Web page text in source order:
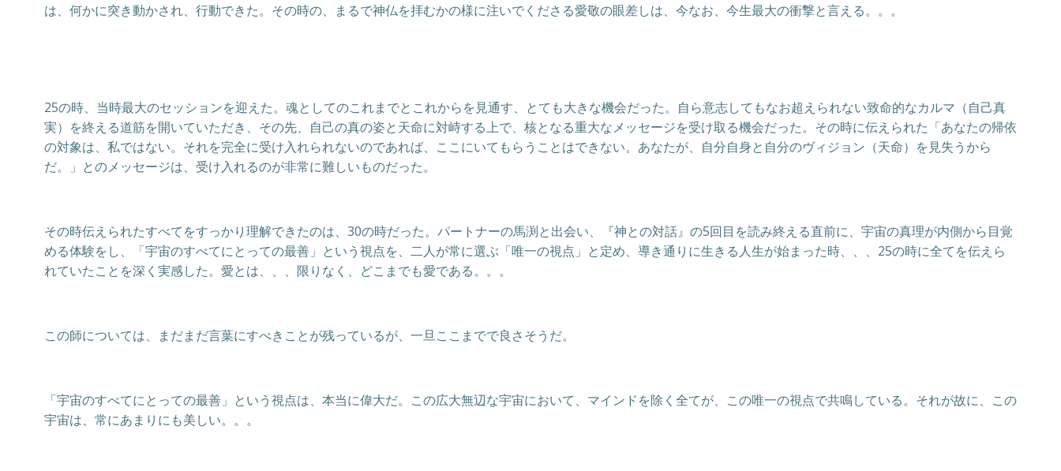
は、何かに突き動かされ、行動できた。その時の、まるで神仏を拝むかの様に注いでくださる愛敬の眼差しは、今なお、今生最大の衝撃と言える。。。
25の時、当時最大のセッションを迎えた。魂としてのこれまでとこれからを見通す、とても大きな機会だった。自ら意志してもなお超えられない致命的なカルマ（自己真
実）を終える道筋を開いていただき、その先、自己の真の姿と天命に対峙する上で、核となる重大なメッセージを受け取る機会だった。その時に伝えられた「あなたの帰依
の対象は、私ではない。それを完全に受け入れられないのであれば、ここにいてもらうことはできない。あなたが、自分自身と自分のヴィジョン（天命）を見失うから
だ。」とのメッセージは、受け入れるのが非常に難しいものだった。
その時伝えられたすべてをすっかり理解できたのは、30の時だった。パートナーの馬渕と出会い、『神との対話』の5回目を読み終える直前に、宇宙の真理が内側から目覚
める体験をし、「宇宙のすべてにとっての最善」という視点を、二人が常に選ぶ「唯一の視点」と定め、導き通りに生きる人生が始まった時、、、25の時に全てを伝えら
れていたことを深く実感した。愛とは、、、限りなく、どこまでも愛である。。。
この師については、まだまだ言葉にすべきことが残っているが、一旦ここまでで良さそうだ。
「宇宙のすべてにとっての最善」という視点は、本当に偉大だ。この広大無辺な宇宙において、マインドを除く全てが、この唯一の視点で共鳴している。それが故に、この
宇宙は、常にあまりにも美しい。。。